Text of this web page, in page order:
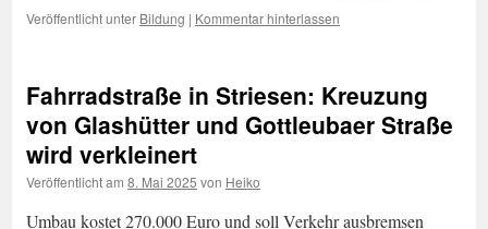
Veröffentlicht unter Bildung | Kommentar hinterlassen
Fahrradstraße in Striesen: Kreuzung
von Glashütter und Gottleubaer Straße
wird verkleinert
Veröffentlicht am 8. Mai 2025 von Heiko
Umbau kostet 270.000 Euro und soll Verkehr ausbremsen